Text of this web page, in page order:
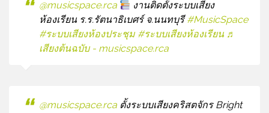
@musicspace.rca
งานติดตั้งระบบเสียง
ห้องเรียน ร.ร.รัตนาธิเบศร์ จ.นนทบุรี#MusicSpace
#ระบบเสียงห้องประชุม #ระบบเสียงห้องเรียน ♬
เสียงต้นฉบับ - musicspace.rca
@musicspace.rca ตั้งระบบเสียงคริสตจักร Bright